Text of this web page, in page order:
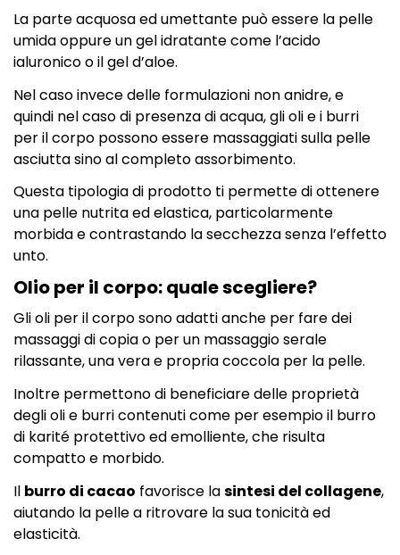
La parte acquosa ed umettante può essere la pelle
umida oppure un gel idratante come l’acido
ialuronico o il gel d’aloe.
Nel caso invece delle formulazioni non anidre, e
quindi nel caso di presenza di acqua, gli oli e i burri
per il corpo possono essere massaggiati sulla pelle
asciutta sino al completo assorbimento.
Questa tipologia di prodotto ti permette di ottenere
una pelle nutrita ed elastica, particolarmente
morbida e contrastando la secchezza senza l’effetto
unto.
Olio per il corpo: quale scegliere?
Gli oli per il corpo sono adatti anche per fare dei
massaggi di copia o per un massaggio serale
rilassante, una vera e propria coccola per la pelle.
Inoltre permettono di beneficiare delle proprietà
degli oli e burri contenuti come per esempio il burro
di karité protettivo ed emolliente, che risulta
compatto e morbido.
Il burro di cacao favorisce lasintesi del collagene,
aiutando la pelle a ritrovare la sua tonicità ed
elasticità.